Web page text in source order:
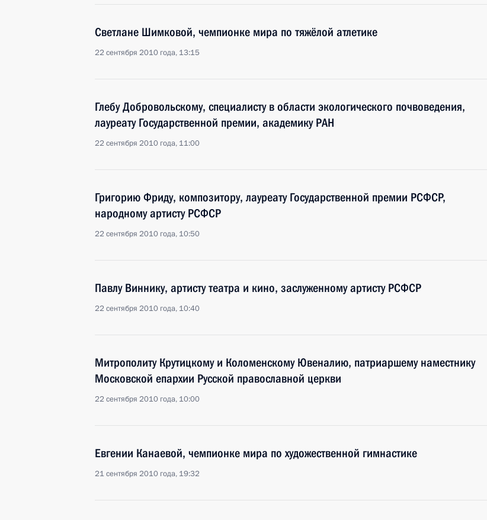
Светлане Шимковой, чемпионке мира по тяжёлой атлетике
22 сентября 2010 года, 13:15
Глебу Добровольскому, специалисту в области экологического почвоведения,
лауреату Государственной премии, академику РАН
22 сентября 2010 года, 11:00
Григорию Фриду, композитору, лауреату Государственной премии РСФСР,
народному артисту РСФСР
22 сентября 2010 года, 10:50
Павлу Виннику, артисту театра и кино, заслуженному артисту РСФСР
22 сентября 2010 года, 10:40
Митрополиту Крутицкому и Коломенскому Ювеналию, патриаршему наместнику
Московской епархии Русской православной церкви
22 сентября 2010 года, 10:00
Евгении Канаевой, чемпионке мира по художественной гимнастике
21 сентября 2010 года, 19:32